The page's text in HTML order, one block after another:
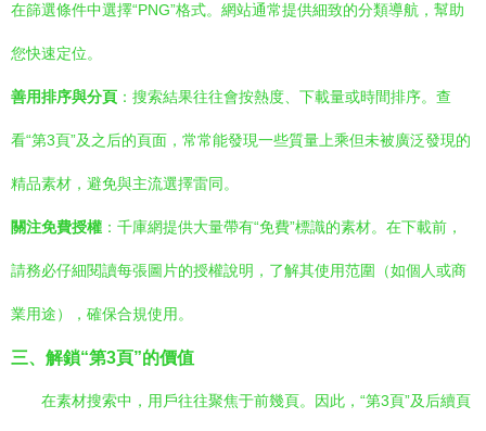
在篩選條件中選擇“PNG”格式。網站通常提供細致的分類導航，幫助
您快速定位。
善用排序與分頁 ：搜索結果往往會按熱度、下載量或時間排序。查
看“第3頁”及之后的頁面，常常能發現一些質量上乘但未被廣泛發現的
精品素材，避免與主流選擇雷同。
關注免費授權 ：千庫網提供大量帶有“免費”標識的素材。在下載前，
請務必仔細閱讀每張圖片的授權說明，了解其使用范圍（如個人或商
業用途），確保合規使用。
三、解鎖“第3頁”的價值
在素材搜索中，用戶往往聚焦于前幾頁。因此，“第3頁”及后續頁